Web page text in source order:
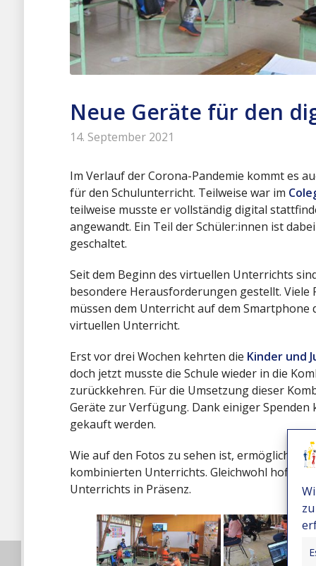
Neue Geräte für den
14. September 2021
Im Verlauf der Corona-Pandemie kommt es
für den Schulunterricht. Teilweise war im
teilweise musste er vollständig digital
angewandt. Ein Teil der Schüler:innen ist
geschaltet.
Seit dem Beginn des virtuellen Unterrichts
besondere Herausforderungen gestellt. Viele
müssen dem Unterricht auf dem
virtuellen Unterricht.
Erst vor drei Wochen kehrten die Kinder und
doch jetzt musste die Schule wieder in die
zurückkehren. Für die Umsetzung dieser
Geräte zur Verfügung. Dank einiger
gekauft werden.
Wie auf den Fotos zu sehen ist, ermöglicht
kombinierten Unterrichts. Gleichwohl hofft
Unterrichts in Präsenz.